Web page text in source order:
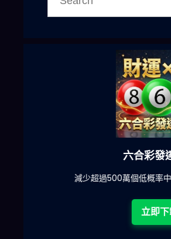
六合彩發
減少超過500萬個低概率
立即下